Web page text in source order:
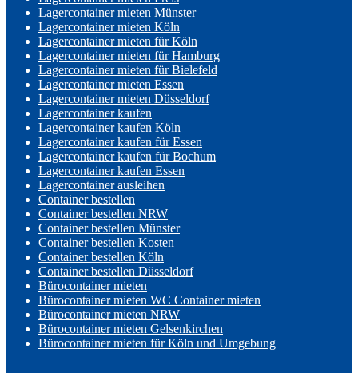
Lagercontainer mieten Münster
Lagercontainer mieten Köln
Lagercontainer mieten für Köln
Lagercontainer mieten für Hamburg
Lagercontainer mieten für Bielefeld
Lagercontainer mieten Essen
Lagercontainer mieten Düsseldorf
Lagercontainer kaufen
Lagercontainer kaufen Köln
Lagercontainer kaufen für Essen
Lagercontainer kaufen für Bochum
Lagercontainer kaufen Essen
Lagercontainer ausleihen
Container bestellen
Container bestellen NRW
Container bestellen Münster
Container bestellen Kosten
Container bestellen Köln
Container bestellen Düsseldorf
Bürocontainer mieten
Bürocontainer mieten WC Container mieten
Bürocontainer mieten NRW
Bürocontainer mieten Gelsenkirchen
Bürocontainer mieten für Köln und Umgebung